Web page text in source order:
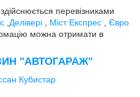
перевізниками
Делівері Міст Експрес
Євро
можна отримати в
"АВТОГАРАЖ"
Кубистар